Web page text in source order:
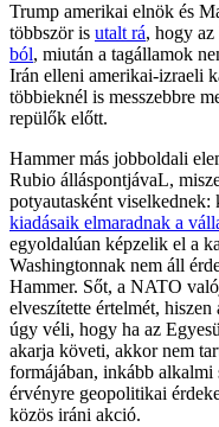
Trump amerikai elnök és
többször is utalt rá, hogy
ból, miután a tagállamok
Irán elleni amerikai-izraeli
többieknél is messzebbre
repülők előtt.
Hammer más jobboldali
Rubio álláspontjávaL,
potyautasként
kiadásaik elmaradnak a
egyoldalúan képzelik el a
Washingtonnak nem áll
Hammer. Sőt, a NATO
elveszítette értelmét,
úgy véli, hogy ha az
akarja követi, akkor nem
formájában, inkább alkalmi
érvényre geopolitikai
közös iráni akció.